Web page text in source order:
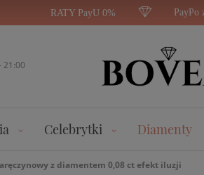
RATY PayU 0% PayPo
21:00
Celebrytki Diamenty
z diamentem 0,08 ct efekt iluzji